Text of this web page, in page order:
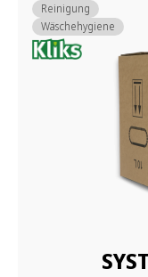
Reinigung
Wäschehygiene